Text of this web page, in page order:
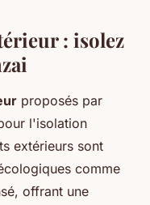
: isolez
proposés par
l'isolation
extérieurs sont
comme
offrant une